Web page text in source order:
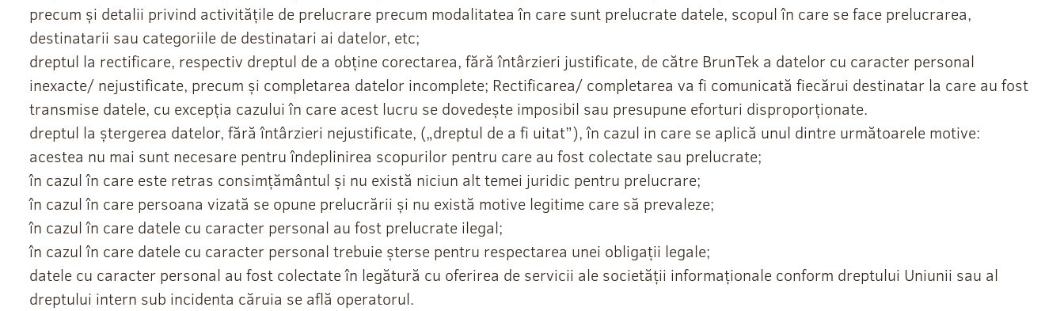
precum și detalii privind activitățile de prelucrare precum modalitatea în care sunt prelucrate datele, scopul în care se face prelucrarea,
destinatarii sau categoriile de destinatari ai datelor, etc;
dreptul la rectificare, respectiv dreptul de a obține corectarea, fără întârzieri justificate, de către BrunTek a datelor cu caracter personal
inexacte/ nejustificate, precum și completarea datelor incomplete; Rectificarea/ completarea va fi comunicată fiecărui destinatar la care au fost
transmise datele, cu excepția cazului în care acest lucru se dovedește imposibil sau presupune eforturi disproporționate.
dreptul la ștergerea datelor, fără întârzieri nejustificate, („dreptul de a fi uitat”), în cazul in care se aplică unul dintre următoarele motive:
acestea nu mai sunt necesare pentru îndeplinirea scopurilor pentru care au fost colectate sau prelucrate;
în cazul în care este retras consimțământul și nu există niciun alt temei juridic pentru prelucrare;
în cazul în care persoana vizată se opune prelucrării și nu există motive legitime care să prevaleze;
în cazul în care datele cu caracter personal au fost prelucrate ilegal;
în cazul în care datele cu caracter personal trebuie șterse pentru respectarea unei obligații legale;
datele cu caracter personal au fost colectate în legătură cu oferirea de servicii ale societății informaționale conform dreptului Uniunii sau al
dreptului intern sub incidenta căruia se află operatorul.